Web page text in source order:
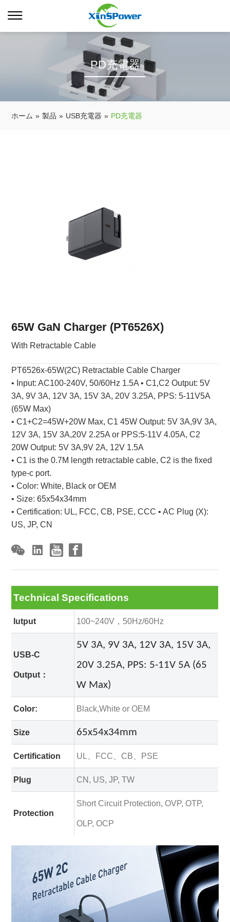
PD充電器
ホーム » 製品 » USB充電器 » PD充電器
65W GaN Charger (PT6526X)
With Retractable Cable
PT6526x-65W(2C) Retractable Cable Charger
• Input: AC100-240V, 50/60Hz 1.5A • C1,C2 Output: 5V
3A, 9V 3A, 12V 3A, 15V 3A, 20V 3.25A, PPS: 5-11V5A
(65W Max)
• C1+C2=45W+20W Max, C1 45W Output: 5V 3A,9V 3A,
12V 3A, 15V 3A,20V 2.25A or PPS:5-11V 4.05A, C2
20W Output: 5V 3A,9V 2A, 12V 1.5A
• C1 is the 0.7M length retractable cable, C2 is the fixed
type-c port.
• Color: White, Black or OEM
• Size: 65x54x34mm
• Certification: UL, FCC, CB, PSE, CCC • AC Plug (X):
US, JP, CN
Technical Specifications
Iutput 100~240V，50Hz/60Hz
USB-C
Output：
5V 3A, 9V 3A, 12V 3A, 15V 3A,
20V 3.25A, PPS: 5-11V 5A (65
W Max)
Color: Black,White or OEM
Size 65x54x34mm
Certification UL、FCC、CB、PSE
Plug CN, US, JP, TW
Protection
Short Circuit Protection, OVP, OTP,
OLP, OCP